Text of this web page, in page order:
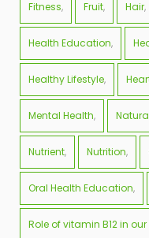
Fitness Fruit Hair
Health Education
Healthy Lifestyle
Mental Health
Nutrient Nutrition
Oral Health Education
Role of vitamin B12 in